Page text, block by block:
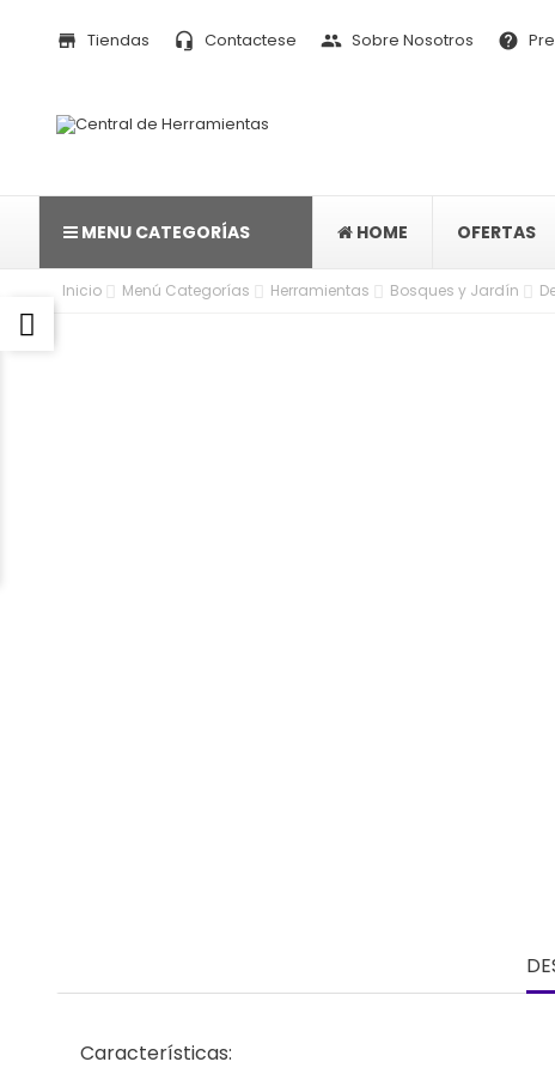
store Tiendas headset_mic Contactese people Sobre Nosotros help
MENU CATEGORÍAS HOME OFERTAS
Inicio Menú Categorías Herramientas Bosques y Jardín
Características: